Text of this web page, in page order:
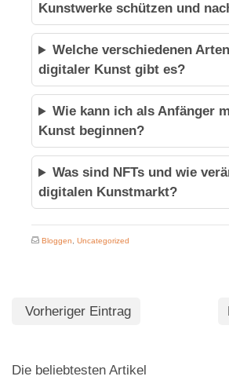
Kunstwerke schützen und
Welche verschiedenen
digitaler Kunst gibt es?
Wie kann ich als Anfänger
Kunst beginnen?
Was sind NFTs und wie
digitalen Kunstmarkt?
Bloggen, Uncategorized
Vorheriger Eintrag
Die beliebtesten Artikel